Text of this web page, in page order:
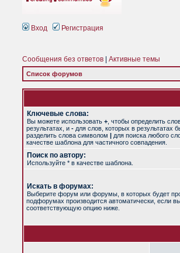
Вход Регистрация
Сообщения без ответов Активные темы
Список форумов
Ключевые слова:
Вы можете использовать + , чтобы определить
результатах, и - для слов, которых в результатах
разделить слова символом | для поиска любого
качестве шаблона для частичного совпадения.
Поиск по автору:
Используйте * в качестве шаблона.
Искать в форумах:
Выберите форум или форумы, в которых будет
подфорумах производится автоматически, если
соответствующую опцию ниже.